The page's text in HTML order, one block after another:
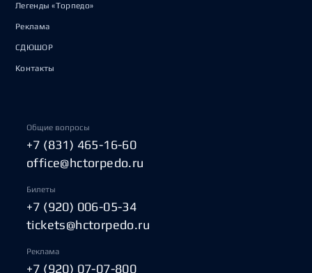
Легенды «Торпедо»
Реклама
СДЮШОР
Контакты
Общие вопросы
+7 (831) 465-16-60
office@hctorpedo.ru
Билеты
+7 (920) 006-05-34
tickets@hctorpedo.ru
Реклама
+7 (920) 07-07-800